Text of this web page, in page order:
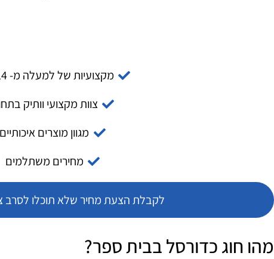
מקצועיות של למעלה מ- 14 שנה
צוות מקצועי וותיק
מגוון מוצרים איכותיים
מחירים משתלמים
לקבלת הצעת מחיר שלא תוכלו לסרב
מהו חוג כדורסל בבית ספר?